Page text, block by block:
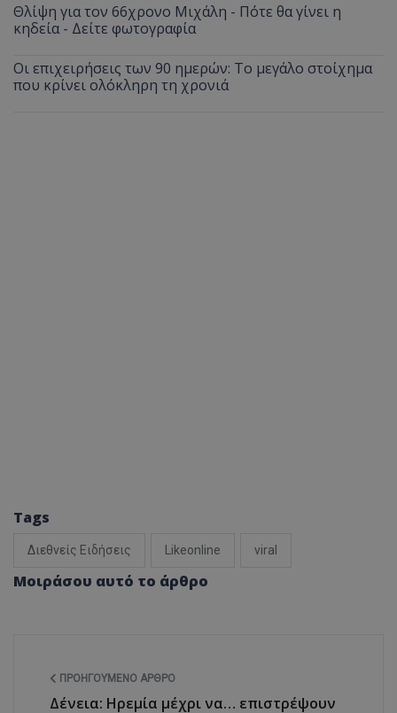
Θλίψη για τον 66χρονο Μιχάλη - Πότε θα γίνει η
κηδεία - Δείτε φωτογραφία
Οι επιχειρήσεις των 90 ημερών: Το μεγάλο στοίχημα
που κρίνει ολόκληρη τη χρονιά
Tags
Διεθνείς Ειδήσεις Likeonline viral
Μοιράσου αυτό το άρθρο
ΠΡΟΗΓΟΎΜΕΝΟ ΆΡΘΡΟ
Δένεια: Ηρεμία μέχρι να… επιστρέψουν